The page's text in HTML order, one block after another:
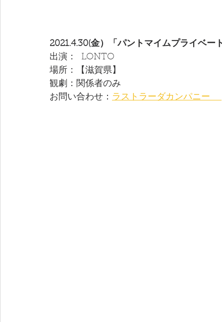
2021.4.30(金）「パントマイムプライベー
出演：  LONTO
場所：【滋賀県】
観劇：関係者のみ
お問い合わせ： ラストラーダカンパニー